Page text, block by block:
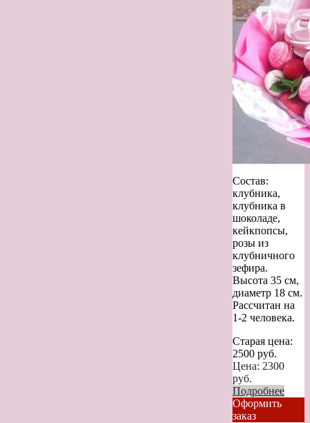
Состав:
клубника,
клубника в
шоколаде,
кейкпопсы,
розы из
клубничного
зефира.
Высота 35 см,
диаметр 18 см.
Рассчитан на
1-2 человека.
Старая цена:
2500 руб.
Цена: 2300
руб.
Подробнее
Оформить
заказ